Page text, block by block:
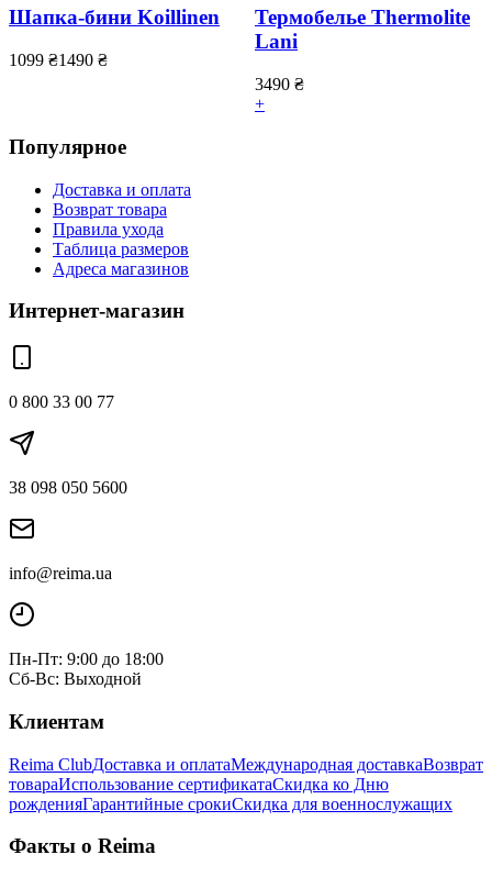
Шапка-бини Koillinen
1099 ₴1490 ₴
Термобелье Thermolite
Lani
3490 ₴
+
Популярное
Доставка и оплата
Возврат товара
Правила ухода
Таблица размеров
Адреса магазинов
Интернет-магазин
0 800 33 00 77
38 098 050 5600
info@reima.ua
Пн-Пт: 9:00 до 18:00
Сб-Вс: Выходной
Клиентам
Reima ClubДоставка и оплатаМеждународная доставкаВозврат
товараИспользование сертификатаСкидка ко Дню
рожденияГарантийные срокиСкидка для военнослужащих
Факты о Reima